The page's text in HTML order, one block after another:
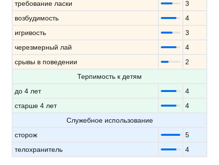
требование ласки
3
возбудимость
4
игривость
3
черезмерный лай
4
срывы в поведении
2
Терпимость к детям
до 4 лет
4
старше 4 лет
4
Служебное использование
сторож
5
телохранитель
4